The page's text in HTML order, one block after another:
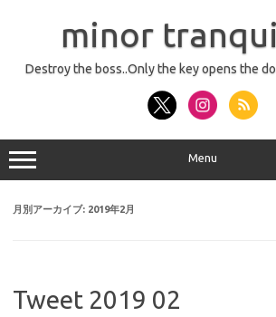
minor
Destroy the boss..Only the key opens the
Menu
月別アーカイブ: 2019年2月
Tweet 2019 02